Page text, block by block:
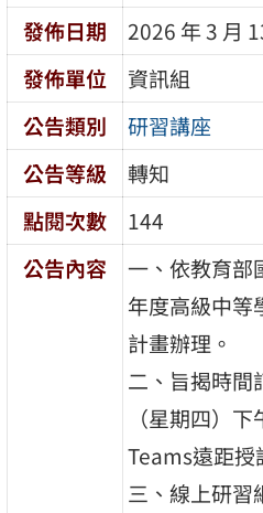
發佈日期
2026 年 3 月
發佈單位
資訊組
公告類別
研習講座
公告等級
轉知
點閱次數
144
公告內容
一、依教育部
年度高級中等
計畫辦理。
二、旨揭時間
（星期四）
Teams遠距授
三、線上研